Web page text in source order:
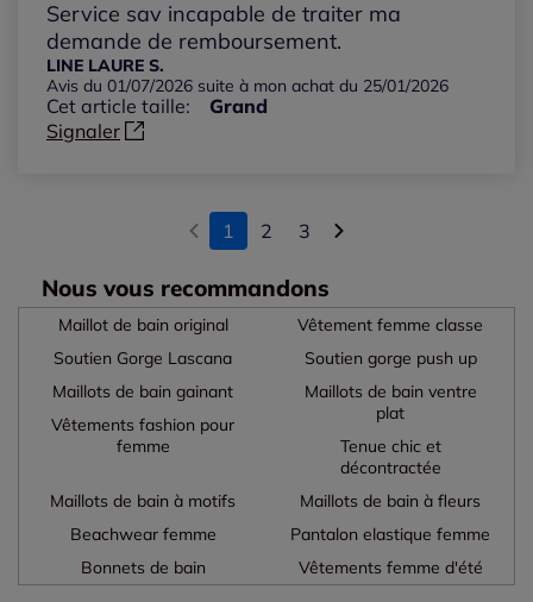
Service sav incapable de traiter ma
demande de remboursement.
LINE LAURE S.
Avis du 01/07/2026 suite à mon achat du 25/01/2026
Cet article taille:
Grand
Signaler
1 2 3
Nous vous recommandons
Maillot de bain original
Soutien Gorge Lascana
Maillots de bain gainant
Vêtements fashion pour
femme
Vêtement femme classe
Soutien gorge push up
Maillots de bain ventre
plat
Tenue chic et
décontractée
Maillots de bain à motifs
Beachwear femme
Bonnets de bain
Maillots de bain à fleurs
Pantalon elastique femme
Vêtements femme d'été